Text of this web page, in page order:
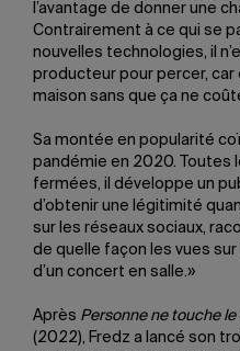
l’avantage de donner une
Contrairement à ce qui se
nouvelles technologies, il
producteur pour percer,
maison sans que ça ne
Sa montée en popularité
pandémie en 2020. Toutes
fermées, il développe un
d’obtenir une légitimité
sur les réseaux sociaux,
de quelle façon les vues
d’un concert en salle.»
Après Personne ne touche
(2022), Fredz a lancé son